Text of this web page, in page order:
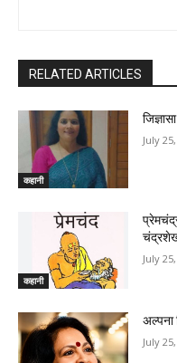
RELATED ARTICLES
कहानी
July
कहानी
July
अल्पना
July